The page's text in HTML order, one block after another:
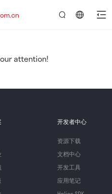
attention!
开发者中心
资源下载
文档中心
开发工具
应用笔记